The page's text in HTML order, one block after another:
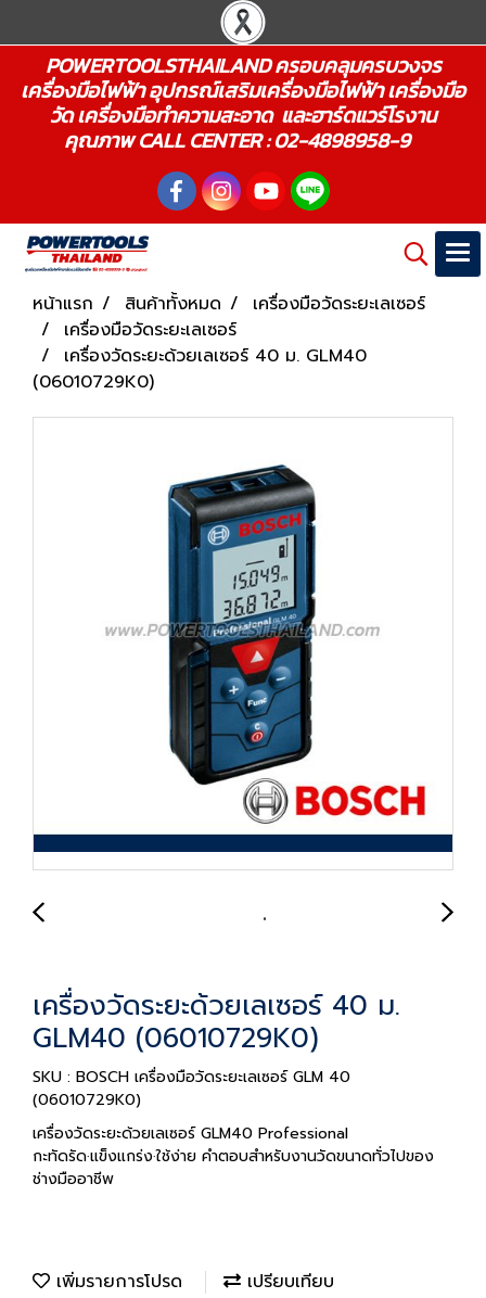
POWERTOOLSTHAILAND ครอบคลุมครบวงจร
เครื่องมือไฟฟ้า อุปกรณ์เสริมเครื่องมือไฟฟ้า เครื่องมือ
วัด เครื่องมือทำความสะอาด และฮาร์ดแวร์โรงาน
คุณภาพ CALL CENTER : 02-4898958-9
หน้าแรก สินค้าทั้งหมด
เครื่องมือวัดระยะเลเซอร์
เครื่องมือวัดระยะเลเซอร์
เครื่องวัดระยะด้วยเลเซอร์ 40 ม. GLM40
(06010729K0)
เครื่องวัดระยะด้วยเลเซอร์ 40 ม.
GLM40 (06010729K0)
SKU : BOSCH เครื่องมือวัดระยะเลเซอร์ GLM 40
(06010729K0)
เครื่องวัดระยะด้วยเลเซอร์ GLM40 Professional
กะทัดรัด·แข็งแกร่ง·ใช้ง่าย คำตอบสำหรับงานวัดขนาดทั่วไปของ
ช่างมืออาชีพ
เพิ่มรายการโปรด เปรียบเทียบ